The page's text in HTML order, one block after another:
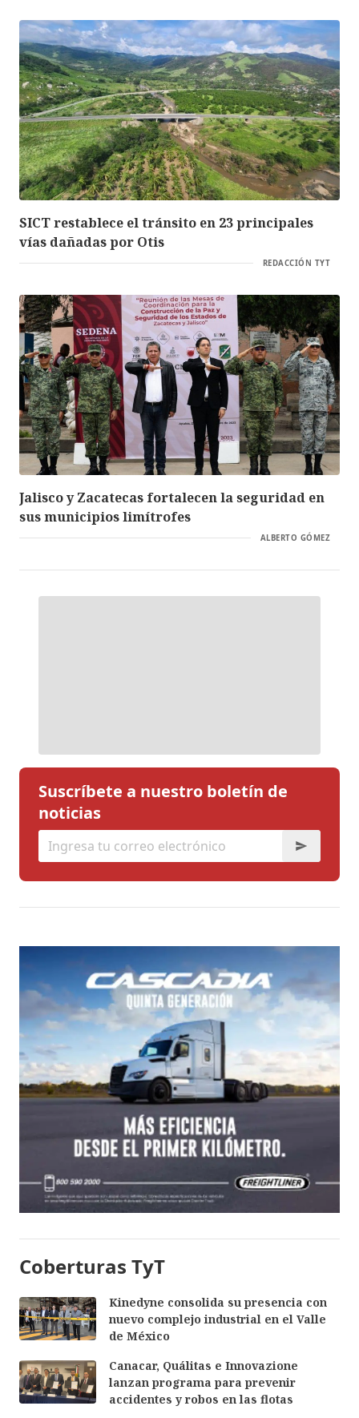
SICT restablece el tránsito en 23 principales
vías dañadas por Otis
REDACCIÓN TYT
Jalisco y Zacatecas fortalecen la seguridad en
sus municipios limítrofes
ALBERTO GÓMEZ
Suscríbete a nuestro boletín de
noticias
Coberturas TyT
Kinedyne consolida su presencia con
nuevo complejo industrial en el Valle
de México
Canacar, Quálitas e Innovazione
lanzan programa para prevenir
accidentes y robos en las flotas